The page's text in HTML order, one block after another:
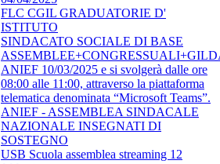
FLC CGIL GRADUATORIE D'
ISTITUTO
SINDACATO SOCIALE DI BASE
ANIEF 10/03/2025 e si svolgerà dalle ore
08:00 alle 11:00, attraverso la piattaforma
telematica denominata “Microsoft Teams”.
ANIEF - ASSEMBLEA SINDACALE
NAZIONALE INSEGNATI DI
SOSTEGNO
USB Scuola assemblea streaming 12